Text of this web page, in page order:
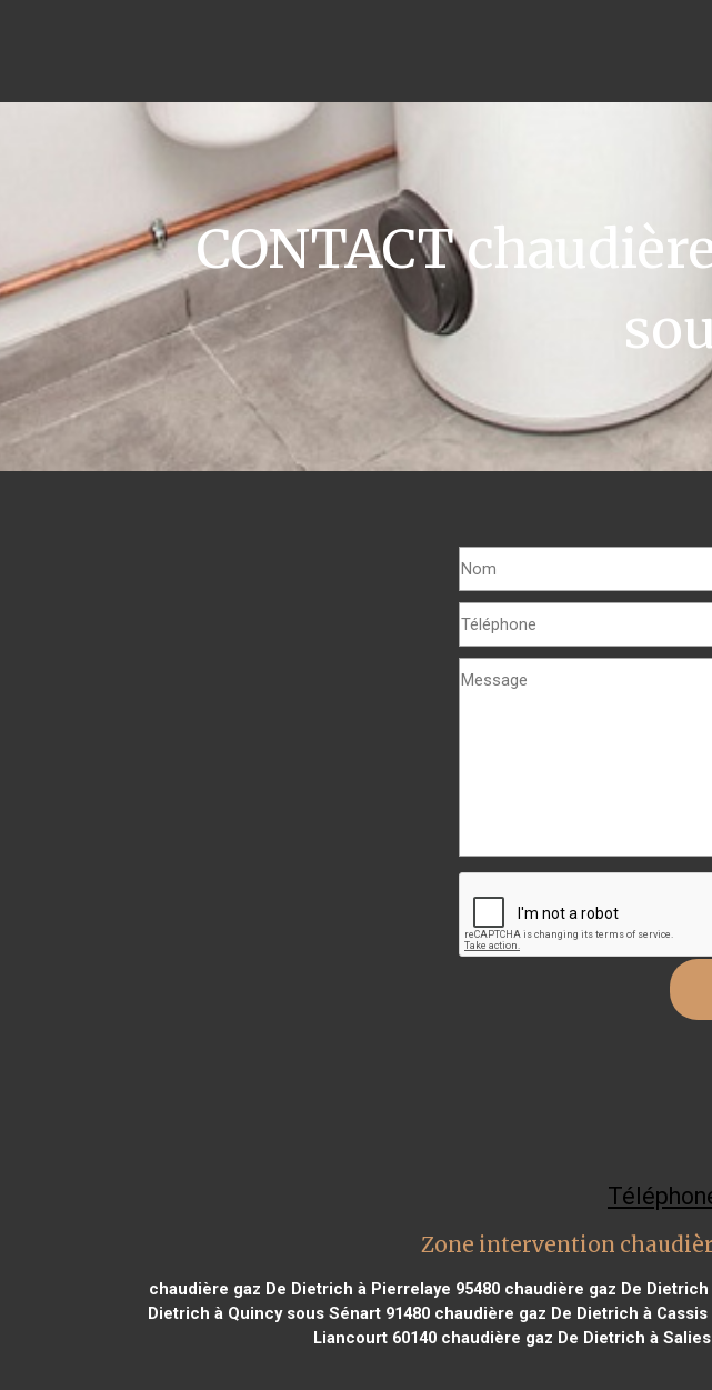
CONTACT
Zone intervention
chaudière gaz De Dietrich à Pierrelaye 95480chaudière gaz De Dietrich
Dietrich à Quincy sous Sénart 91480 chaudière gaz De Dietrich à Cassis
Liancourt 60140chaudière gaz De Dietrich à Salies